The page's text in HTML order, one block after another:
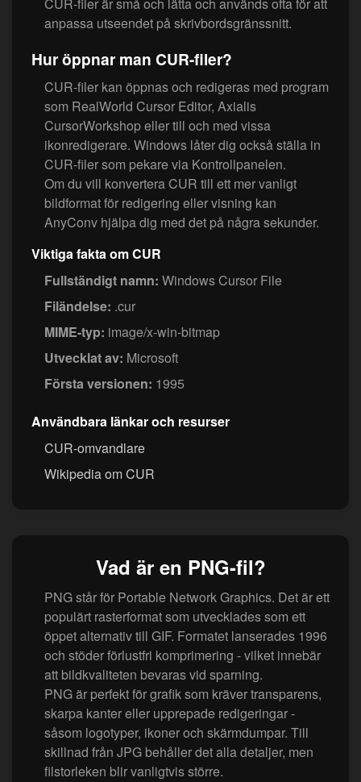
anpassa utseendet på skrivbordsgränssnitt.
Hur öppnar man CUR-filer?
CUR-filer kan öppnas och redigeras med program
som RealWorld Cursor Editor, Axialis
CursorWorkshop eller till och med vissa
ikonredigerare. Windows låter dig också ställa in
CUR-filer som pekare via Kontrollpanelen.
Om du vill konvertera CUR till ett mer vanligt
bildformat för redigering eller visning kan
AnyConv hjälpa dig med det på några sekunder.
Viktiga fakta om CUR
Fullständigt namn: Windows Cursor File
Filändelse: .cur
MIME-typ: image/x-win-bitmap
Utvecklat av: Microsoft
Första versionen: 1995
Användbara länkar och resurser
CUR-omvandlare
Wikipedia om CUR
Vad är en PNG-fil?
PNG står för Portable Network Graphics. Det är ett
populärt rasterformat som utvecklades som ett
öppet alternativ till GIF. Formatet lanserades 1996
och stöder förlustfri komprimering - vilket innebär
att bildkvaliteten bevaras vid sparning.
PNG är perfekt för grafik som kräver transparens,
skarpa kanter eller upprepade redigeringar -
såsom logotyper, ikoner och skärmdumpar. Till
skillnad från JPG behåller det alla detaljer, men
filstorleken blir vanligtvis större.